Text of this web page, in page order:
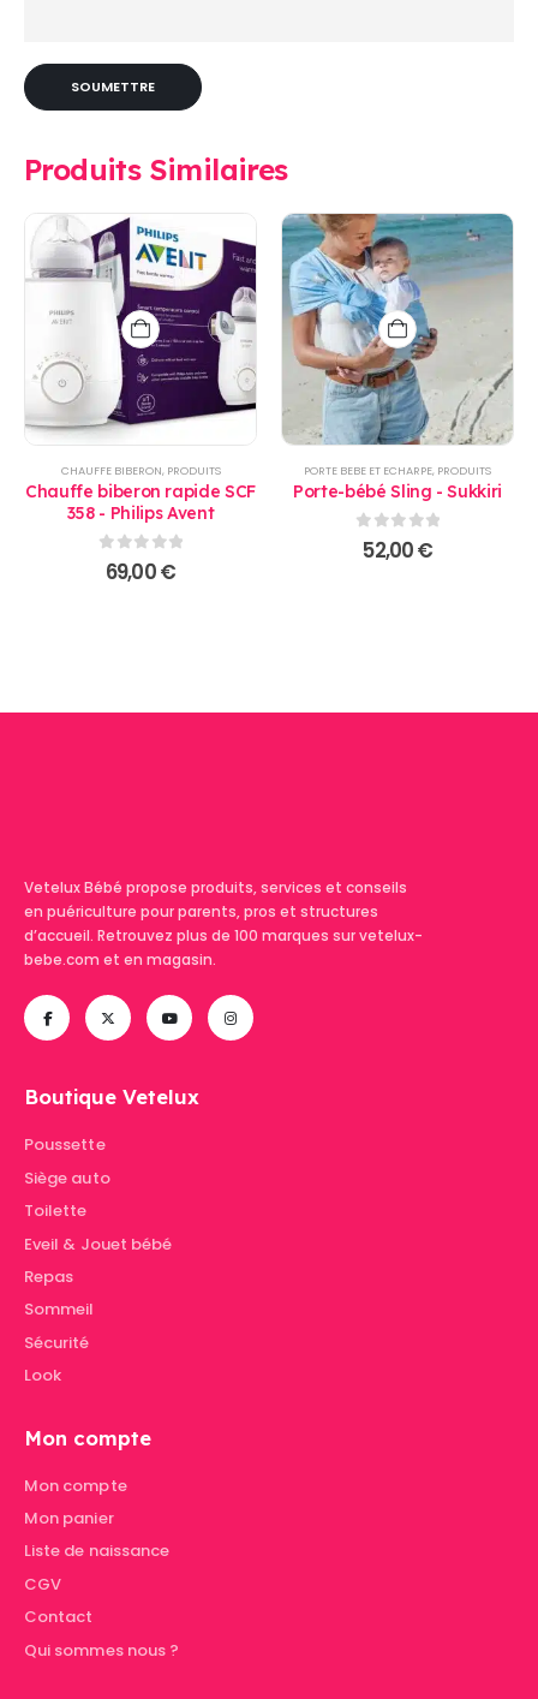
Produits Similaires
CHAUFFE BIBERON, PRODUITS
Chauffe biberon rapide SCF
358 - Philips Avent
0sur 5
69,00€
PORTE BEBE ET ECHARPE, PRODUITS
Porte-bébé Sling - Sukkiri
0sur 5
52,00€
Vetelux Bébé propose produits, services et conseils
en puériculture pour parents, pros et structures
d’accueil. Retrouvez plus de 100 marques sur vetelux-
bebe.com et en magasin.
Boutique Vetelux
Poussette
Siège auto
Toilette
Eveil & Jouet bébé
Repas
Sommeil
Sécurité
Look
Mon compte
Mon compte
Mon panier
Liste de naissance
CGV
Contact
Qui sommes nous ?